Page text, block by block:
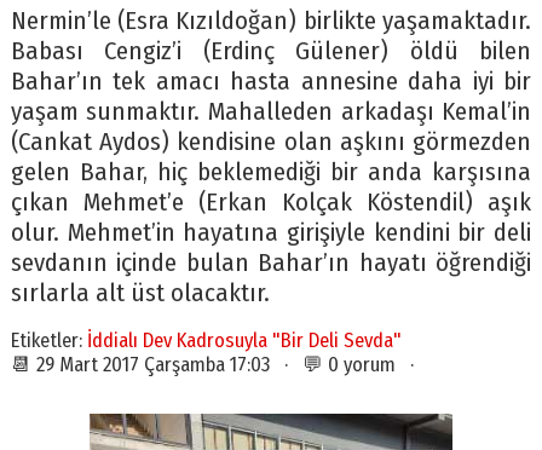
Nermin’le (Esra Kızıldoğan) birlikte yaşamaktadır.
Babası Cengiz’i (Erdinç Gülener) öldü bilen
Bahar’ın tek amacı hasta annesine daha iyi bir
yaşam sunmaktır. Mahalleden arkadaşı Kemal’in
(Cankat Aydos) kendisine olan aşkını görmezden
gelen Bahar, hiç beklemediği bir anda karşısına
çıkan Mehmet’e (Erkan Kolçak Köstendil) aşık
olur. Mehmet’in hayatına girişiyle kendini bir deli
sevdanın içinde bulan Bahar’ın hayatı öğrendiği
sırlarla alt üst olacaktır.
Etiketler: İddialı Dev Kadrosuyla "Bir Deli Sevda"
📆 29 Mart 2017 Çarşamba 17:03 · 💬 0 yorum ·